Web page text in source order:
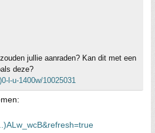
jullie aanraden? Kan dit met een
deze?
l-u-1400w/10025031